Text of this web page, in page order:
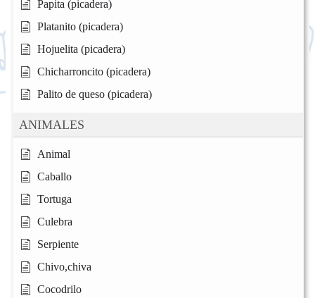
Papita (picadera)
Platanito (picadera)
Hojuelita (picadera)
Chicharroncito (picadera)
Palito de queso (picadera)
ANIMALES
Animal
Caballo
Tortuga
Culebra
Serpiente
Chivo,chiva
Cocodrilo